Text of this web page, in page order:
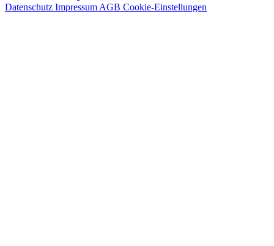
Datenschutz Impressum AGB Cookie-Einstellungen